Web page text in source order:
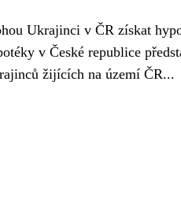
Ukrajinci v ČR získat
v České republice
žijících na území ČR...